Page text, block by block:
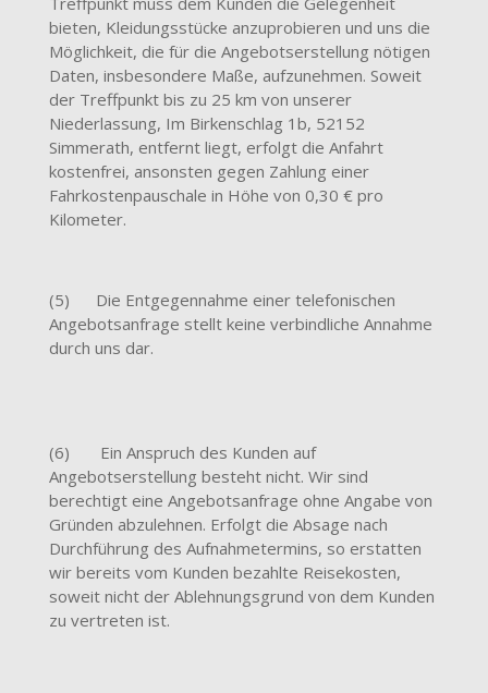
bieten, Kleidungsstücke anzuprobieren und uns die
Möglichkeit, die für die Angebotserstellung nötigen
Daten, insbesondere Maße, aufzunehmen. Soweit
der Treffpunkt bis zu 25 km von unserer
Niederlassung, Im Birkenschlag 1b, 52152
Simmerath, entfernt liegt, erfolgt die Anfahrt
kostenfrei, ansonsten gegen Zahlung einer
Fahrkostenpauschale in Höhe von 0,30 € pro
Kilometer.
(5) Die Entgegennahme einer telefonischen
Angebotsanfrage stellt keine verbindliche Annahme
durch uns dar.
(6) Ein Anspruch des Kunden auf
Angebotserstellung besteht nicht. Wir sind
berechtigt eine Angebotsanfrage ohne Angabe von
Gründen abzulehnen. Erfolgt die Absage nach
Durchführung des Aufnahmetermins, so erstatten
wir bereits vom Kunden bezahlte Reisekosten,
soweit nicht der Ablehnungsgrund von dem Kunden
zu vertreten ist.